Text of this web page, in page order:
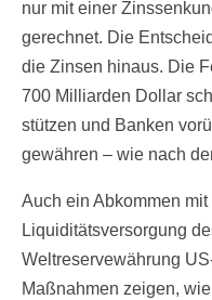
nur mit einer
gerechnet. Die
die Zinsen hinaus. Die
700 Milliarden Dollar
stützen und Banken
gewähren – wie nach
Auch ein Abkommen
Liquiditätsversorgung
Weltreservewährung
Maßnahmen zeigen,